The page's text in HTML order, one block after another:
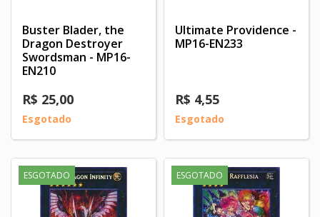
Buster Blader, the
Dragon Destroyer
Swordsman - MP16-
EN210
R$ 25,00
Esgotado
Ultimate Providence -
MP16-EN233
R$ 4,55
Esgotado
ESGOTADO ESGOTADO